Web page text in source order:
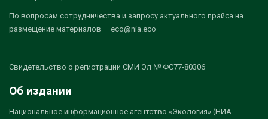
По вопросам сотрудничества и запросу актуального прайса на
размещение материалов — eco@nia.eco
Свидетельство о регистрации СМИ Эл № ФС77-80306
Об издании
Национальное информационное агентство «Экология» (НИА